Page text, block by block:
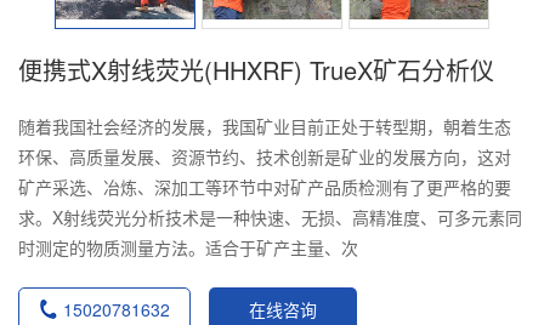
便携式X射线荧光(HHXRF) TrueX矿石分析仪
随着我国社会经济的发展，我国矿业目前正处于转型期，朝着生态
环保、高质量发展、资源节约、技术创新是矿业的发展方向，这对
矿产采选、冶炼、深加工等环节中对矿产品质检测有了更严格的要
求。X射线荧光分析技术是一种快速、无损、高精准度、可多元素同
时测定的物质测量方法。适合于矿产主量、次
15020781632 在线咨询